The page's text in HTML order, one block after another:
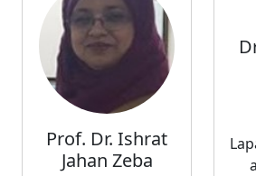
Prof. Dr. Ishrat
Jahan Zeba